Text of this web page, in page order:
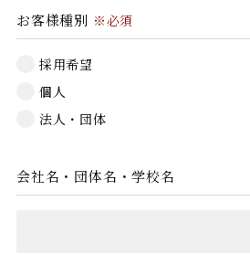
お客様種別 ※必須
採用希望
個人
法人・団体
会社名・団体名・学校名